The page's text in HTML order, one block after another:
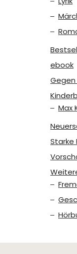
ebook
Max
Starke